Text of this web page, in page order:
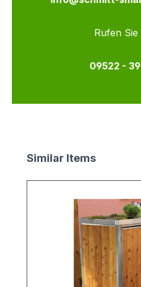
Rufen
09522 -
Produktgalerie überspringen
Similar Items